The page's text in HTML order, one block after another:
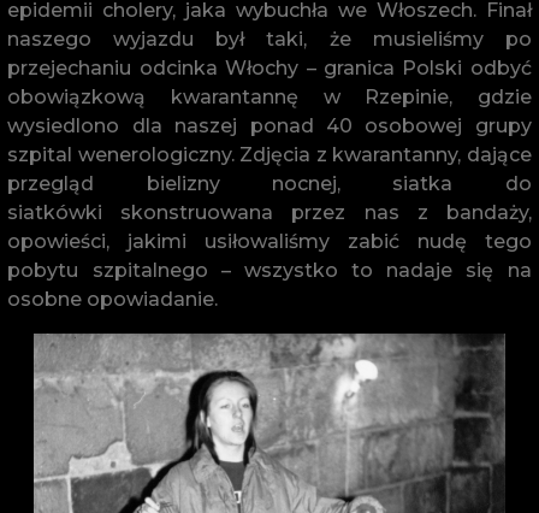
epidemii cholery, jaka wybuchła we Włoszech. Finał
naszego wyjazdu był taki, że musieliśmy po
przejechaniu odcinka Włochy – granica Polski odbyć
obowiązkową kwarantannę w Rzepinie, gdzie
wysiedlono dla naszej ponad 40 osobowej grupy
szpital wenerologiczny. Zdjęcia z kwarantanny, dające
przegląd bielizny nocnej, siatka do
siatkówki skonstruowana przez nas z bandaży,
opowieści, jakimi usiłowaliśmy zabić nudę tego
pobytu szpitalnego – wszystko to nadaje się na
osobne opowiadanie.